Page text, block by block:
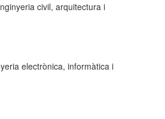
civil, arquitectura i
electrònica, informàtica i